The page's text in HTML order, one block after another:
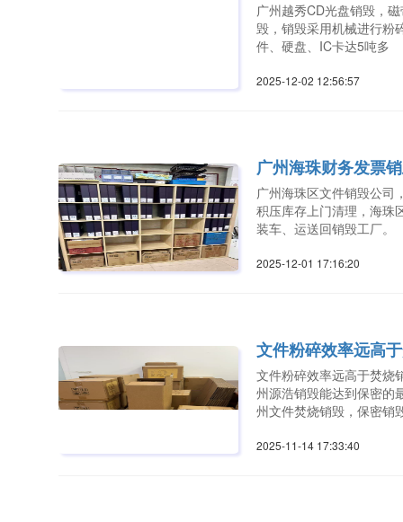
广州越秀CD光盘销毁，
毁，销毁采用机械进行粉
件、硬盘、IC卡达5吨多
2025-12-02 12:56:57
广州海珠财务发票
广州海珠区文件销毁公司
积压库存上门清理，海珠
装车、运送回销毁工厂。
2025-12-01 17:16:20
文件粉碎效率远高
文件粉碎效率远高于焚烧
州源浩销毁能达到保密的
州文件焚烧销毁，保密销
2025-11-14 17:33:40